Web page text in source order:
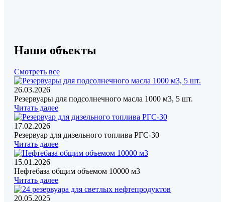
Наши объекты
Смотреть все
26.03.2026
Резервуары для подсолнечного масла 1000 м3, 5 шт.
Читать далее
17.02.2026
Резервуар для дизельного топлива РГС-30
Читать далее
15.01.2026
Нефтебаза общим объемом 10000 м3
Читать далее
20.05.2025